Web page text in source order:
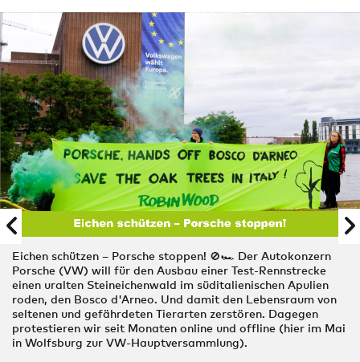
Eichen schützen – Porsche stoppen! 🚫🏎️ Der Autokonzern
Porsche (VW) will für den Ausbau einer Test-Rennstrecke
einen uralten Steineichenwald im süditalienischen Apulien
roden, den Bosco d'Arneo. Und damit den Lebensraum von
seltenen und gefährdeten Tierarten zerstören. Dagegen
protestieren wir seit Monaten online und offline (hier im Mai
in Wolfsburg zur VW-Hauptversammlung).